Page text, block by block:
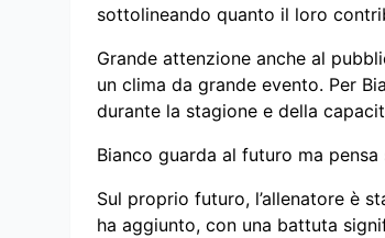
sottolineando quanto il loro
Grande attenzione anche al
un clima da grande evento. Per
durante la stagione e della
Bianco guarda al futuro ma
Sul proprio futuro, l’allenatore è
ha aggiunto, con una battuta